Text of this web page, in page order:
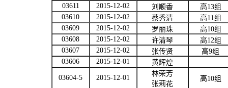
03611
2015-12-02 刘顺香 高13组
03610
2015-12-02 蔡秀清 高11组
03609
2015-12-02 罗丽珠 高10组
03608
2015-12-02 许清琴 高12组
03607
2015-12-02 张传贤 高9组
03606
2015-12-01
黄辉煌
03604-5
2015-12-01
林荣芳
张莉花
高10组